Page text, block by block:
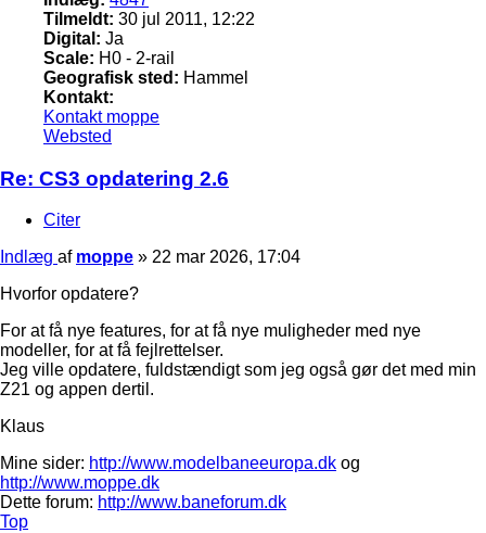
Tilmeldt: 30 jul 2011, 12:22
Digital: Ja
Scale: H0 - 2-rail
Geografisk sted: Hammel
Kontakt:
Kontakt moppe
Websted
Re: CS3 opdatering 2.6
Citer
Indlæg af moppe » 22 mar 2026, 17:04
Hvorfor opdatere?
For at få nye features, for at få nye muligheder med nye
modeller, for at få fejlrettelser.
Jeg ville opdatere, fuldstændigt som jeg også gør det med min
Z21 og appen dertil.
Klaus
Mine sider: http://www.modelbaneeuropa.dk og
http://www.moppe.dk
Dette forum: http://www.baneforum.dk
Top